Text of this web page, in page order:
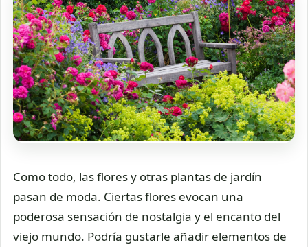
Como todo, las flores y otras plantas de jardín
pasan de moda. Ciertas flores evocan una
poderosa sensación de nostalgia y el encanto del
viejo mundo. Podría gustarle añadir elementos de